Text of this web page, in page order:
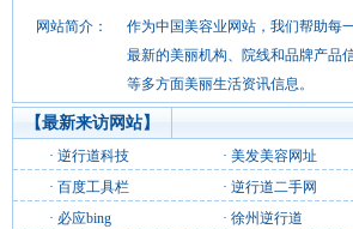
网站简介：
作为中国美容业网站，我们帮助
最新的美丽机构、院线和品牌产品
等多方面美丽生活资讯信息。
【最新来访网站】
· 逆行道科技 · 美发美容网址
· 百度工具栏 · 逆行道二手网
· 必应bing · 徐州逆行道